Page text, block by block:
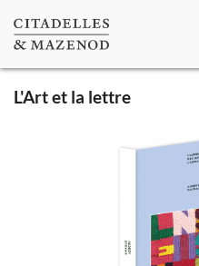
L'Art et la lettre